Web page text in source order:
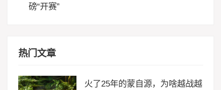
磅“开赛”
热门文章
火了25年的蒙自源，为啥越战越